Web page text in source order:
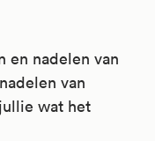
en nadelen van
van
wat het